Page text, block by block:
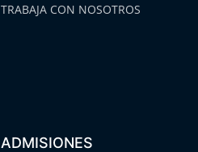
TRABAJA CON NOSOTROS
ADMISIONES